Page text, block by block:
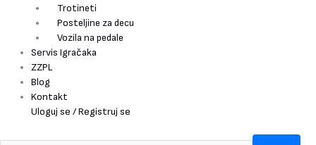
Trotineti
Posteljine za decu
Vozila na pedale
Servis Igračaka
ZZPL
Blog
Kontakt
Uloguj se / Registruj se